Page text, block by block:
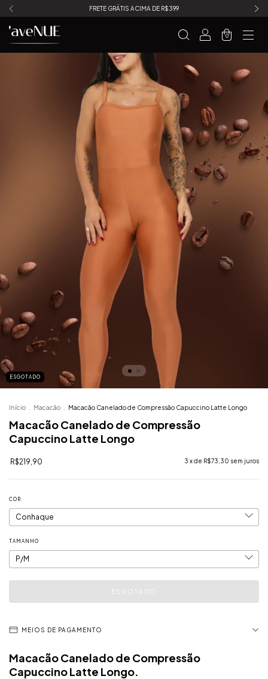
FRETE GRÁTIS ACIMA DE R$399
0
ESGOTADO
Início Macacão Macacão Canelado de Compressão Capuccino Latte Longo
Macacão Canelado de Compressão
Capuccino Latte Longo
R$219,90 3 x de R$73,30 sem juros
COR
TAMANHO
MEIOS DE PAGAMENTO
Macacão Canelado de Compressão
Capuccino Latte Longo.